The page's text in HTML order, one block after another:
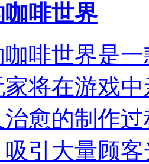
啡世界
啡世界是
将在游戏
愈的制作
吸引大量顾